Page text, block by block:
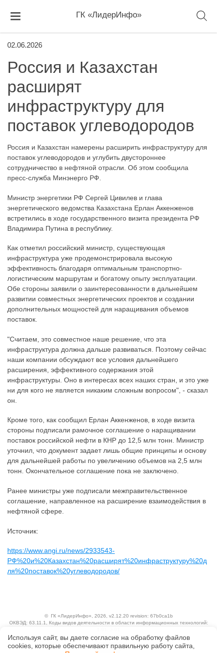
ГК «ЛидерИнфо»
02.06.2026
Россия и Казахстан
расширят
инфраструктуру для
поставок углеводородов
Россия и Казахстан намерены расширить инфраструктуру для
поставок углеводородов и углубить двустороннее
сотрудничество в нефтяной отрасли. Об этом сообщила
пресс-служба Минэнерго РФ.
Министр энергетики РФ Сергей Цивилев и глава
энергетического ведомства Казахстана Ерлан Аккенженов
встретились в ходе государственного визита президента РФ
Владимира Путина в республику.
Как отметил российский министр, существующая
инфраструктура уже продемонстрировала высокую
эффективность благодаря оптимальным транспортно-
логистическим маршрутам и богатому опыту эксплуатации.
Обе стороны заявили о заинтересованности в дальнейшем
развитии совместных энергетических проектов и создании
дополнительных мощностей для наращивания объемов
поставок.
"Считаем, это совместное наше решение, что эта
инфраструктура должна дальше развиваться. Поэтому сейчас
наши компании обсуждают все условия дальнейшего
расширения, эффективного содержания этой
инфраструктуры. Оно в интересах всех наших стран, и это уже
ни для кого не является никаким сложным вопросом", - сказал
он.
Кроме того, как сообщил Ерлан Аккенженов, в ходе визита
стороны подписали рамочное соглашение о наращивании
поставок российской нефти в КНР до 12,5 млн тонн. Министр
уточнил, что документ задает лишь общие принципы и основу
для дальнейшей работы по увеличению объемов на 2,5 млн
тонн. Окончательное соглашение пока не заключено.
Ранее министры уже подписали межправительственное
соглашение, направленное на расширение взаимодействия в
нефтяной сфере.
Источник:
https://www.angi.ru/news/2933543-
РФ%20и%20Казахстан%20расширят%20инфраструктуру%20д
ля%20поставок%20углеводородов/
© ГК «ЛидерИнфо» , 2026, v2.12.20 revision: 67b0ca1b
ОКВЭД: 63.11.1, Коды видов деятельности в области информационных технологий:
Ценовая политика
Используя сайт, вы даете согласие на обработку файлов
сооkiеs, которые обеспечивают правильную работу сайта,